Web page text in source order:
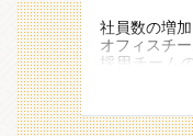
採用セミナ
内定者フォ
グ、フォロ
業務にもチ
社員数の増
オフィスチ
採用チーム
中途採用の
的な採用活